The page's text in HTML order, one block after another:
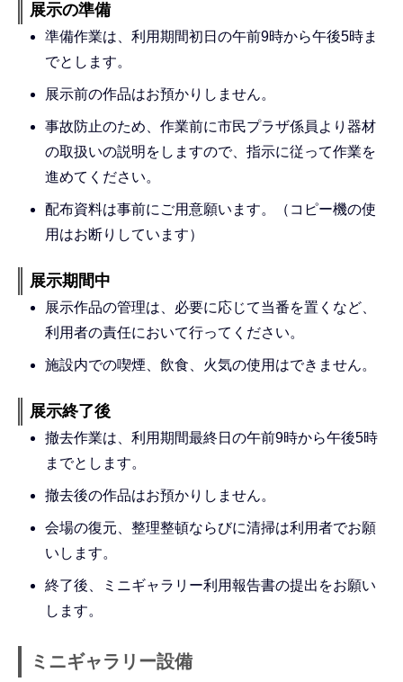
展示の準備
準備作業は、利用期間初日の午前9時から午後5時ま
でとします。
展示前の作品はお預かりしません。
事故防止のため、作業前に市民プラザ係員より器材
の取扱いの説明をしますので、指示に従って作業を
進めてください。
配布資料は事前にご用意願います。（コピー機の使
用はお断りしています）
展示期間中
展示作品の管理は、必要に応じて当番を置くなど、
利用者の責任において行ってください。
施設内での喫煙、飲食、火気の使用はできません。
展示終了後
撤去作業は、利用期間最終日の午前9時から午後5時
までとします。
撤去後の作品はお預かりしません。
会場の復元、整理整頓ならびに清掃は利用者でお願
いします。
終了後、ミニギャラリー利用報告書の提出をお願い
します。
ミニギャラリー設備